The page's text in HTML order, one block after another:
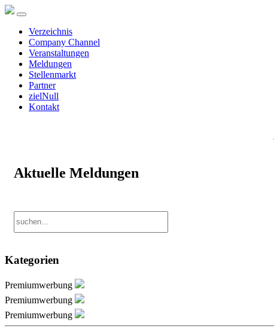
Verzeichnis
Company Channel
Veranstaltungen
Meldungen
Stellenmarkt
Partner
zielNull
Kontakt
Aktuelle Meldungen
Kategorien
Premiumwerbung
Premiumwerbung
Premiumwerbung